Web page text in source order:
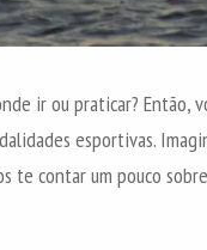
ir ou praticar? Então,
esportivas.
te contar um pouco